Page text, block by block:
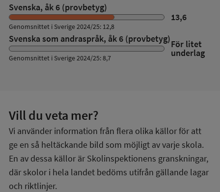
Svenska, åk 6 (provbetyg)
13,6
Genomsnittet i Sverige 2024/25: 12,8
Svenska som andraspråk, åk 6 (provbetyg)För litet
underlag
Genomsnittet i Sverige 2024/25: 8,7
Vill du veta mer?
Vi använder information från flera olika källor för att
ge en så heltäckande bild som möjligt av varje skola.
En av dessa källor är Skolinspektionens granskningar,
där skolor i hela landet bedöms utifrån gällande lagar
och riktlinjer.